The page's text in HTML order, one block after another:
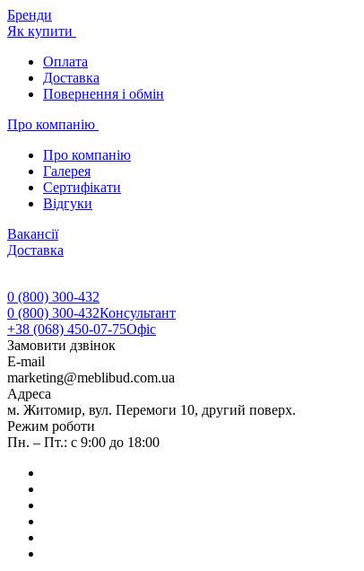
Бренди
Як купити
Оплата
Доставка
Повернення і обмін
Про компанію
Про компанію
Галерея
Сертифікати
Відгуки
Вакансії
Доставка
0 (800) 300-432
0 (800) 300-432Консультант
+38 (068) 450-07-75Офіс
Замовити дзвінок
E-mail
marketing@meblibud.com.ua
Адреса
м. Житомир, вул. Перемоги 10, другий поверх.
Режим роботи
Пн. – Пт.: с 9:00 до 18:00